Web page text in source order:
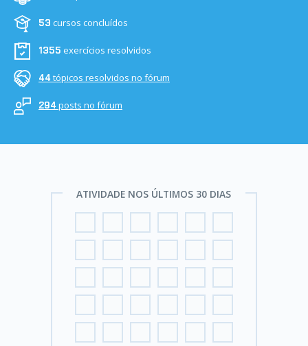
53 cursos concluídos
1355 exercícios resolvidos
44tópicos resolvidos no fórum
294posts no fórum
ATIVIDADE NOS ÚLTIMOS 30 DIAS